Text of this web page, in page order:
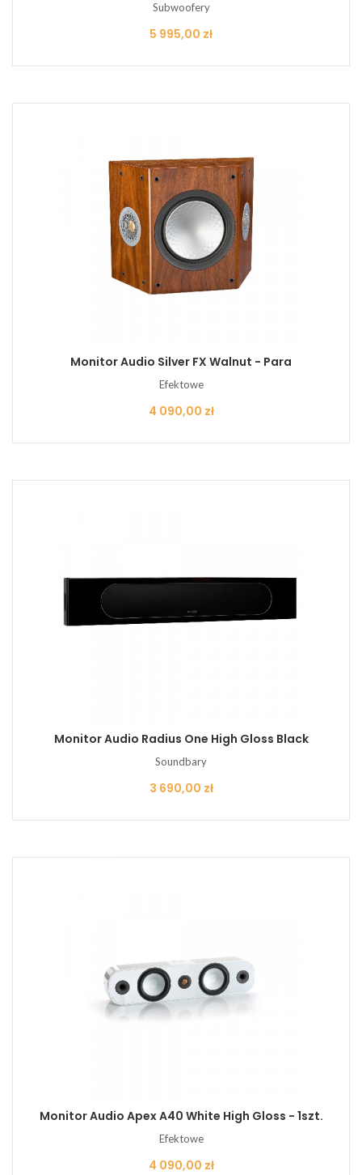
Subwoofery
Cena
5 995,00 zł
Monitor Audio Silver FX Walnut - Para
Efektowe
Cena
4 090,00 zł
Monitor Audio Radius One High Gloss Black
Soundbary
Cena
3 690,00 zł
Monitor Audio Apex A40 White High Gloss - 1szt.
Efektowe
Cena
4 090,00 zł